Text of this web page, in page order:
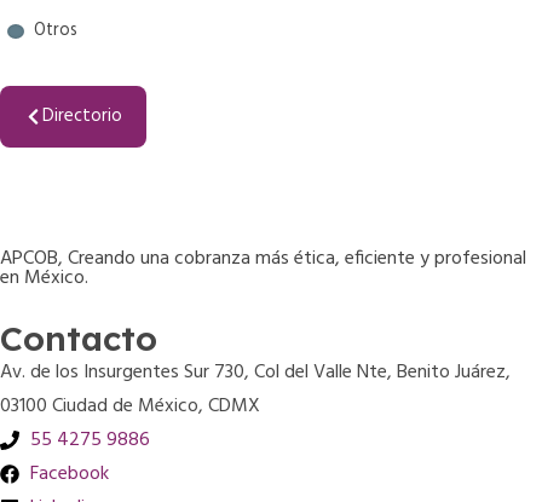
Otros
Directorio
APCOB, Creando una cobranza más ética, eficiente y profesional
en México.
Contacto
Av. de los Insurgentes Sur 730, Col del Valle Nte, Benito Juárez,
03100 Ciudad de México, CDMX
55 4275 9886
Facebook